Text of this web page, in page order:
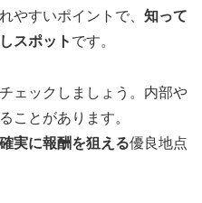
やすいポイントで、 知って
スポット です。
ェックしましょう。内部や
ことがあります。
実に報酬を狙える優良地点